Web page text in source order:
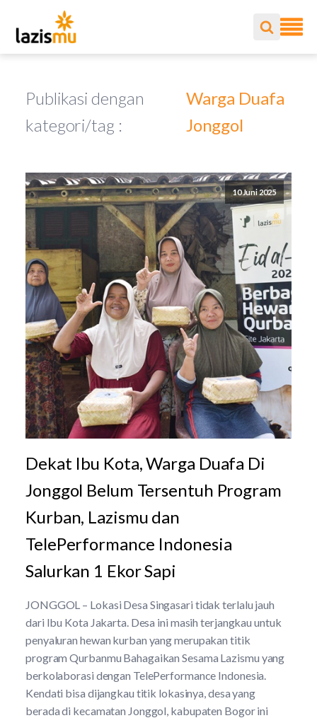
Publikasi dengan
kategori/tag :
Warga Duafa
Jonggol
10 Juni 2025
Dekat Ibu Kota, Warga Duafa Di
Jonggol Belum Tersentuh Program
Kurban, Lazismu dan
TelePerformance Indonesia
Salurkan 1 Ekor Sapi
JONGGOL – Lokasi Desa Singasari tidak terlalu jauh
dari Ibu Kota Jakarta. Desa ini masih terjangkau untuk
penyaluran hewan kurban yang merupakan titik
program Qurbanmu Bahagaikan Sesama Lazismu yang
berkolaborasi dengan TelePerformance Indonesia.
Kendati bisa dijangkau titik lokasinya, desa yang
berada di kecamatan Jonggol, kabupaten Bogor ini